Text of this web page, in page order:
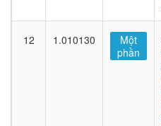
12 1.010130
Một
phần